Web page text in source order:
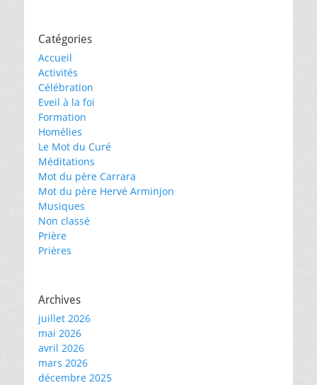
Catégories
Accueil
Activités
Célébration
Eveil à la foi
Formation
Homélies
Le Mot du Curé
Méditations
Mot du père Carrara
Mot du père Hervé Arminjon
Musiques
Non classé
Prière
Prières
Archives
juillet 2026
mai 2026
avril 2026
mars 2026
décembre 2025